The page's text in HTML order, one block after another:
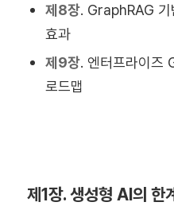
제8장. GraphRAG 기
효과
제9장. 엔터프라이즈
로드맵
제1장. 생성형 AI의